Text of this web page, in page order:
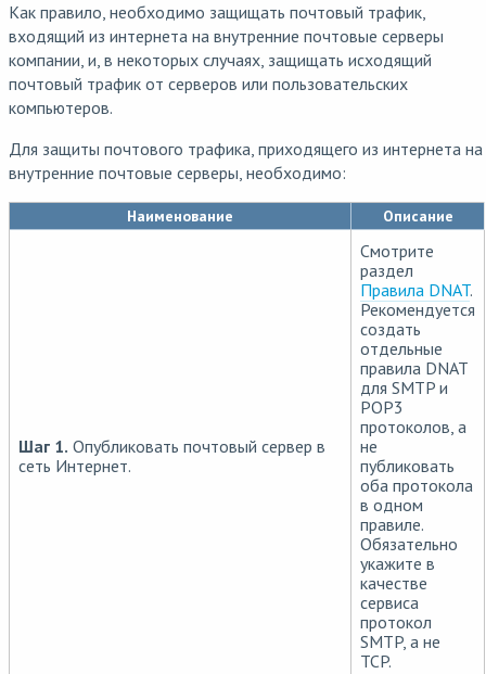
Как правило, необходимо защищать почтовый трафик,
входящий из интернета на внутренние почтовые серверы
компании, и, в некоторых случаях, защищать исходящий
почтовый трафик от серверов или пользовательских
компьютеров.
Для защиты почтового трафика, приходящего из интернета на
внутренние почтовые серверы, необходимо:
Наименование Описание
Шаг 1. Опубликовать почтовый сервер в
сеть Интернет.
Смотрите
раздел
Правила DNAT.
Рекомендуется
создать
отдельные
правила DNAT
для SMTP и
POP3
протоколов, а
не
публиковать
оба протокола
в одном
правиле.
Обязательно
укажите в
качестве
сервиса
протокол
SMTP, а не
TCP.